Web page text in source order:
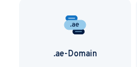
.ae-Domain